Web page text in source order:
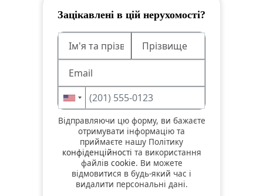
Зацікавлені в цій нерухомості?
Відправляючи цю форму, ви бажаєте
отримувати інформацію та
приймаєте нашу Політику
конфіденційності та використання
файлів cookie. Ви можете
відмовитися в будь-який час і
видалити персональні дані.